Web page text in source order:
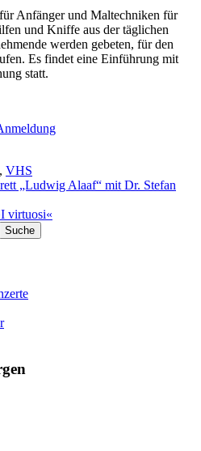
Anfänger und Maltechniken für
und Kniffe aus der täglichen
werden gebeten, für den
Es findet eine Einführung mit
statt.
, VHS
„Ludwig Alaaf“ mit Dr. Stefan
virtuosi«